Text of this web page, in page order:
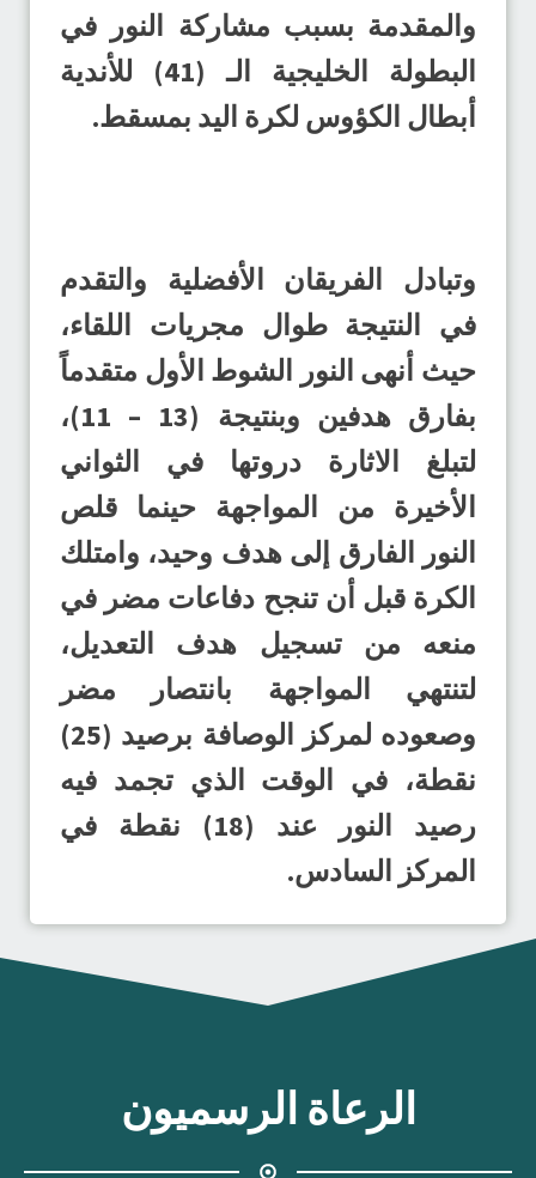
والمقدمة بسبب مشاركة النور في
البطولة الخليجية الـ (41) للأندية
أبطال الكؤوس لكرة اليد بمسقط.
وتبادل الفريقان الأفضلية والتقدم
في النتيجة طوال مجريات اللقاء،
حيث أنهى النور الشوط الأول متقدماً
بفارق هدفين وبنتيجة (13 – 11)،
لتبلغ الاثارة دروتها في الثواني
الأخيرة من المواجهة حينما قلص
النور الفارق إلى هدف وحيد، وامتلك
الكرة قبل أن تنجح دفاعات مضر في
منعه من تسجيل هدف التعديل،
لتنتهي المواجهة بانتصار مضر
وصعوده لمركز الوصافة برصيد (25)
نقطة، في الوقت الذي تجمد فيه
رصيد النور عند (18) نقطة في
المركز السادس.
الرعاة الرسميون